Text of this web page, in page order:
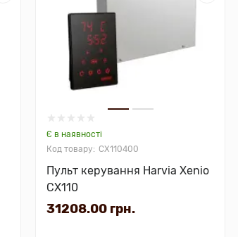
Є в наявності
CX110400
Пульт керування Harvia Xenio
СX110
31208.00 грн.